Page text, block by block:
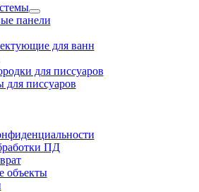
панели
для ванн
для писсуаров
писсуаров
ПД
объекты